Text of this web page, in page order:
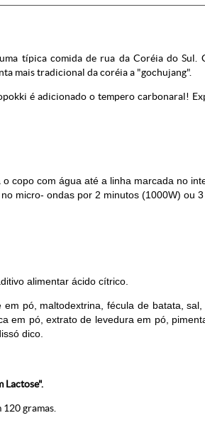
típica comida de rua da Coréia do Sul.
mais tradicional da coréia a "gochujang".
é adicionado o tempero carbonaral!
copo com água até a linha marcada no
micro- ondas por 2 minutos (1000W) ou
alimentar ácido cítrico.
pó, maltodextrina, fécula de batata, sal,
em pó, extrato de levedura em pó,
dico.
Lactose".
gramas.